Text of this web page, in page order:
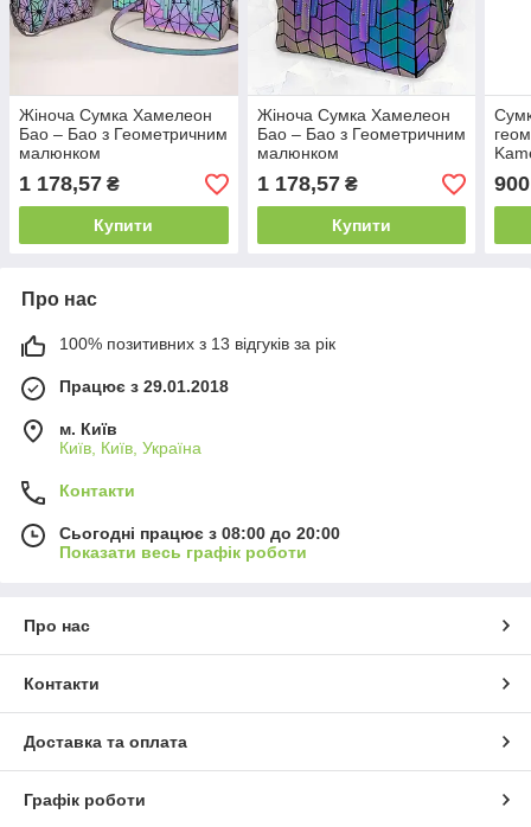
Жіноча Сумка Хамелеон
Бао – Бао з Геометричним
малюнком
1 178,57 ₴
Купити
Жіноча Сумка Хамелеон
Бао – Бао з Геометричним
малюнком
1 178,57₴
Купити
900
Про нас
100% позитивних з 13 відгуків за рік
Працює з 29.01.2018
м. Київ
Київ, Київ, Україна
Контакти
Сьогодні працює з 08:00 до 20:00
Показати весь графік роботи
Про нас
Контакти
Доставка та оплата
Графік роботи